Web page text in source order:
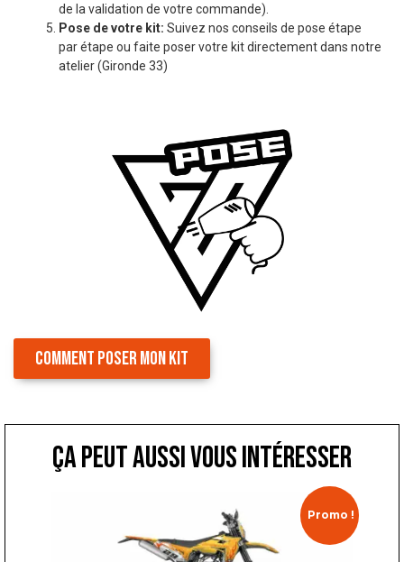
de la validation de votre commande).
Pose de votre kit: Suivez nos conseils de pose étape
par étape ou faite poser votre kit directement dans notre
atelier (Gironde 33)
COMMENT POSER MON KIT
ça peut aussi vous intéresser
Promo !